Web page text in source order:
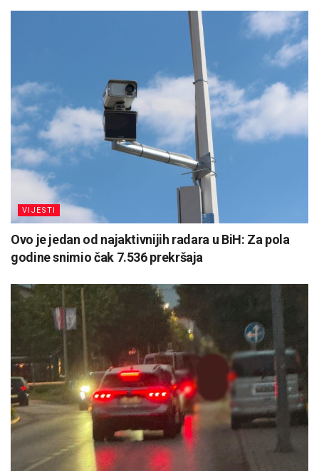
VIJESTI
Ovo je jedan od najaktivnijih radara u BiH: Za pola
godine snimio čak 7.536 prekršaja